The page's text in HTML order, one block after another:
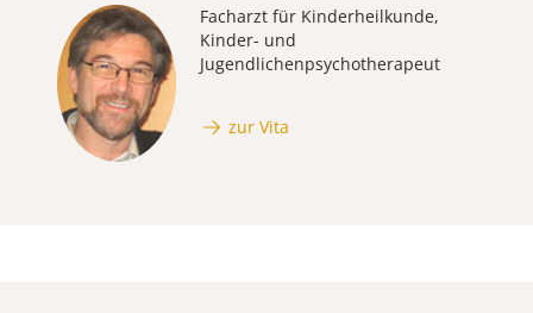
Facharzt für Kinderheilkunde,
Kinder- und
Jugendlichenpsychotherapeut
zur Vita